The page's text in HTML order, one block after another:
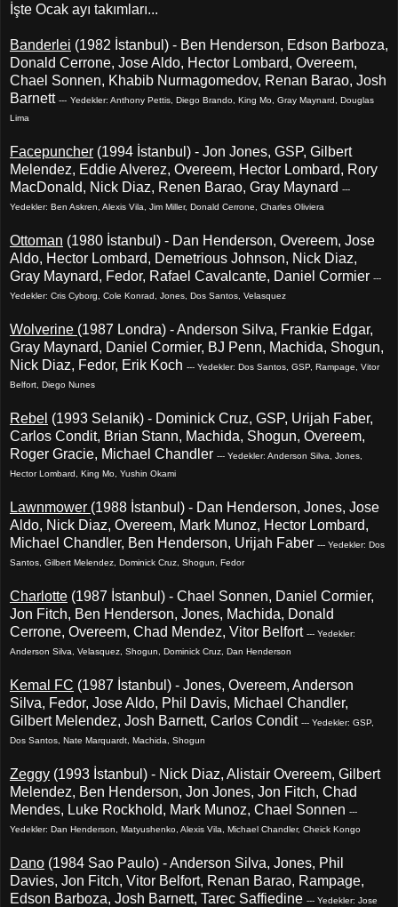
İşte Ocak ayı takımları...
Banderlei (1982 İstanbul) - Ben Henderson, Edson Barboza,
Donald Cerrone, Jose Aldo, Hector Lombard, Overeem,
Chael Sonnen, Khabib Nurmagomedov, Renan Barao, Josh
Barnett --- Yedekler: Anthony Pettis, Diego Brando, King Mo, Gray Maynard, Douglas
Lima
Facepuncher (1994 İstanbul) - Jon Jones, GSP, Gilbert
Melendez, Eddie Alverez, Overeem, Hector Lombard, Rory
MacDonald, Nick Diaz, Renen Barao, Gray Maynard ---
Yedekler: Ben Askren, Alexis Vila, Jim Miller, Donald Cerrone, Charles Oliviera
Ottoman (1980 İstanbul) - Dan Henderson, Overeem, Jose
Aldo, Hector Lombard, Demetrious Johnson, Nick Diaz,
Gray Maynard, Fedor, Rafael Cavalcante, Daniel Cormier ---
Yedekler: Cris Cyborg, Cole Konrad, Jones, Dos Santos, Velasquez
Wolverine (1987 Londra) - Anderson Silva, Frankie Edgar,
Gray Maynard, Daniel Cormier, BJ Penn, Machida, Shogun,
Nick Diaz, Fedor, Erik Koch --- Yedekler: Dos Santos, GSP, Rampage, Vitor
Belfort, Diego Nunes
Rebel (1993 Selanik) - Dominick Cruz, GSP, Urijah Faber,
Carlos Condit, Brian Stann, Machida, Shogun, Overeem,
Roger Gracie, Michael Chandler --- Yedekler: Anderson Silva, Jones,
Hector Lombard, King Mo, Yushin Okami
Lawnmower (1988 İstanbul) - Dan Henderson, Jones, Jose
Aldo, Nick Diaz, Overeem, Mark Munoz, Hector Lombard,
Michael Chandler, Ben Henderson, Urijah Faber --- Yedekler: Dos
Santos, Gilbert Melendez, Dominick Cruz, Shogun, Fedor
Charlotte (1987 İstanbul) - Chael Sonnen, Daniel Cormier,
Jon Fitch, Ben Henderson, Jones, Machida, Donald
Cerrone, Overeem, Chad Mendez, Vitor Belfort --- Yedekler:
Anderson Silva, Velasquez, Shogun, Dominick Cruz, Dan Henderson
Kemal FC (1987 İstanbul) - Jones, Overeem, Anderson
Silva, Fedor, Jose Aldo, Phil Davis, Michael Chandler,
Gilbert Melendez, Josh Barnett, Carlos Condit --- Yedekler: GSP,
Dos Santos, Nate Marquardt, Machida, Shogun
Zeggy (1993 İstanbul) - Nick Diaz, Alistair Overeem, Gilbert
Melendez, Ben Henderson, Jon Jones, Jon Fitch, Chad
Mendes, Luke Rockhold, Mark Munoz, Chael Sonnen ---
Yedekler: Dan Henderson, Matyushenko, Alexis Vila, Michael Chandler, Cheick Kongo
Dano (1984 Sao Paulo) - Anderson Silva, Jones, Phil
Davies, Jon Fitch, Vitor Belfort, Renan Barao, Rampage,
Edson Barboza, Josh Barnett, Tarec Saffiedine --- Yedekler: Jose